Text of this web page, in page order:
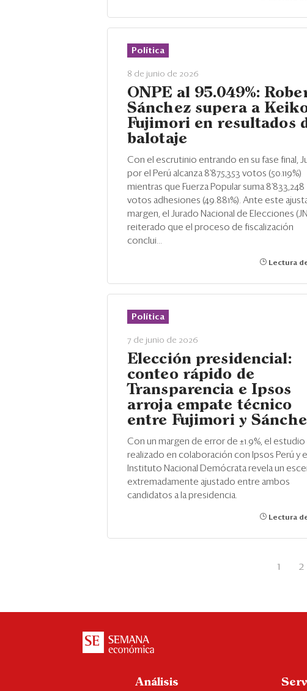
Política
8 de junio de 2026
ONPE al 95.049%:
Sánchez supera a
Fujimori en resultados
balotaje
Con el escrutinio entrando en su fase final,
por el Perú alcanza 8’875,353 votos (50.119%)
mientras que Fuerza Popular suma 8’833,248
votos adhesiones (49.881%). Ante este
margen, el Jurado Nacional de Elecciones
reiterado que el proceso de fiscalización
conclui...
Lectura
Política
7 de junio de 2026
Elección presidencial:
conteo rápido de
Transparencia e Ipsos
arroja empate técnico
entre Fujimori y
Con un margen de error de ±1.9%, el estudio
realizado en colaboración con Ipsos Perú y el
Instituto Nacional Demócrata revela un
extremadamente ajustado entre ambos
candidatos a la presidencia.
Lectura
1 2
Análisis